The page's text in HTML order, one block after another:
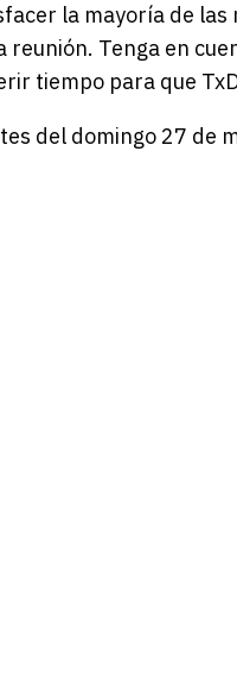
la mayoría de
Tenga en
tiempo para que
del domingo 27 de